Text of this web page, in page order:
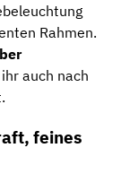
Rahmen.
auch nach
feines